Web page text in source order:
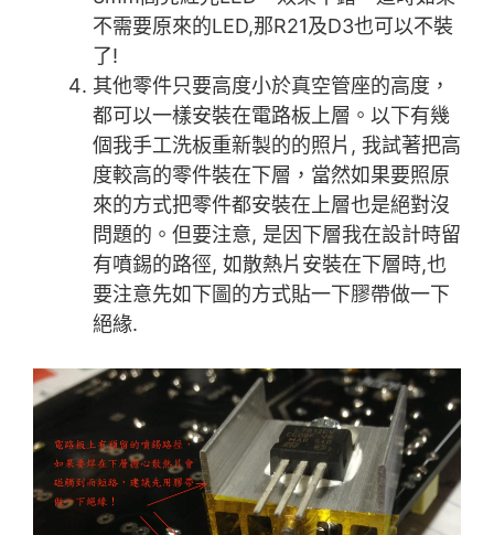
不需要原來的LED,那R21及D3也可以不裝
了!
其他零件只要高度小於真空管座的高度，
都可以一樣安裝在電路板上層。以下有幾
個我手工洗板重新製的的照片, 我試著把高
度較高的零件裝在下層，當然如果要照原
來的方式把零件都安裝在上層也是絕對沒
問題的。但要注意, 是因下層我在設計時留
有噴錫的路徑, 如散熱片安裝在下層時,也
要注意先如下圖的方式貼一下膠帶做一下
絕緣.